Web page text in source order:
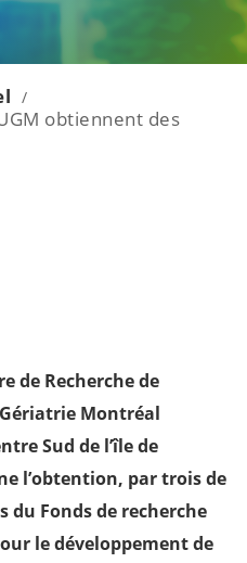
/
obtiennent des
de Recherche de
Montréal
Sud de l’île de
l’obtention, par trois de
du Fonds de recherche
le développement de